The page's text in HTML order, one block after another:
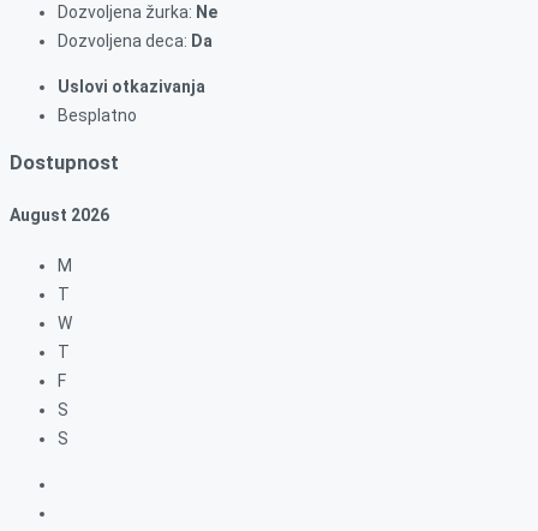
Dozvoljena žurka: Ne
Dozvoljena deca: Da
Uslovi otkazivanja
Besplatno
Dostupnost
August 2026
M
T
W
T
F
S
S